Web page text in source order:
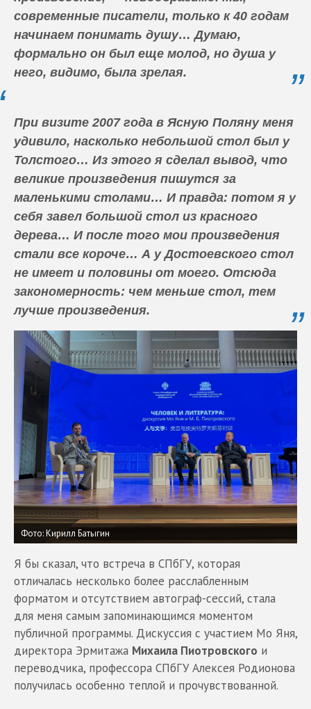
современные писатели, только к 40 годам
начинаем понимать душу… Думаю,
формально он был еще молод, но душа у
него, видимо, была зрелая.
При визите 2007 года в Ясную Поляну меня
удивило, насколько небольшой стол был у
Толстого… Из этого я сделал вывод, что
великие произведения пишутся за
маленькими столами… И правда: потом я у
себя завел большой стол из красного
дерева… И после того мои произведения
стали все короче… А у Достоевского стол
не имеет и половины от моего. Отсюда
закономерность: чем меньше стол, тем
лучше произведения.
Фото: Кирилл Батыгин
Я бы сказал, что встреча в СПбГУ, которая
отличалась несколько более расслабленным
форматом и отсутствием автограф-сессий, стала
для меня самым запоминающимся моментом
публичной программы. Дискуссия с участием Мо Яня,
директора Эрмитажа Михаила Пиотровского и
переводчика, профессора СПбГУ Алексея Родионова
получилась особенно теплой и прочувствованной.